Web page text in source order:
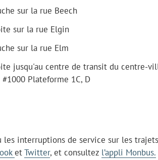
sur la rue Beech
sur la rue Elgin
sur la rue Elm
jusqu'au centre de transit du centre-
Plateforme 1C, D
les interruptions de service sur les
etTwitter, et consultez l’appli Monbus.